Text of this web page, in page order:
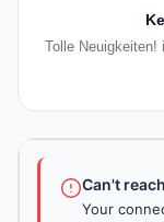
Tolle Neuigkeiten!
Can't
Your